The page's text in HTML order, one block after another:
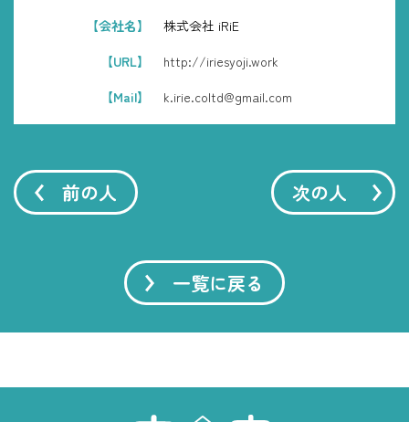
【会社名】
株式会社 iRiE
【URL】
http://iriesyoji.work
【Mail】
k.irie.coltd@gmail.com
前の人 次の人
一覧に戻る